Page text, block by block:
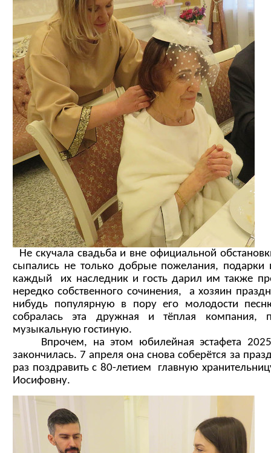
Не скучала свадьба и вне официальной
сыпались не только добрые пожелания, подарки
каждый их наследник и гость дарил им также
нередко собственного сочинения, а хозяин
нибудь популярную в пору его молодости
собралась эта дружная и тёплая компания,
музыкальную гостиную.
Впрочем, на этом юбилейная эстафета
закончилась. 7 апреля она снова соберётся за
раз поздравить с 80-летием главную
Иосифовну.